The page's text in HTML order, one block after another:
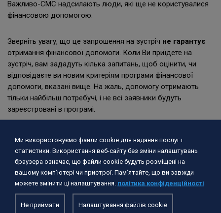
співробітника.
фінансовою допомогою.
Зверніть увагу, що це запрошення на зустрічне гарантує
отримання фінансової допомоги. Коли Ви приїдете на
зустріч, вам зададуть кілька запитань, щоб оцінити, чи
відповідаєте ви новим критеріям програми фінансової
допомоги, вказані вище. На жаль, допомогу отримають
зареєстровані в програмі.
Будь ласка, візьміть з собою на зустріч: документи, що
засвідчують особу (будь-які, які у вас є, це може бути,
наприклад: національний паспорт, національний
податковий ідентифікаційний номер, id паспорт , PESEL). Ми
також просимо Вас взяти з собою докази перетину
Ми використовуємо файли cookie для надання послуг і
статистики. Використання веб-сайту без зміни налаштувань
браузера означає, що файли cookie будуть розміщені на
вашому комп’ютері чи пристрої. Пам’ятайте, що ви завжди
можете змінити ці налаштування. політика конфіденційності
Не приймати Налаштування файлів cookie